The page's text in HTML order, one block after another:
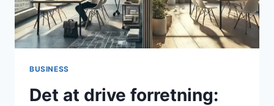
BUSINESS
Det at drive forretning: